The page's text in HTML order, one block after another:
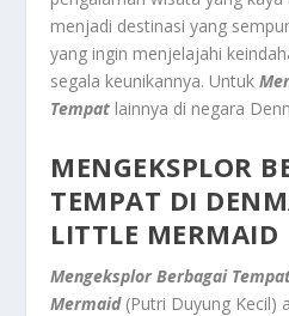
menjadi destinasi yang
yang ingin menjelajahi
segala keunikannya. Untuk
Tempat lainnya di negara
MENGEKSPLOR
TEMPAT DI
LITTLE MERMAID
Mengeksplor Berbagai
Mermaid(Putri Duyung Kecil)